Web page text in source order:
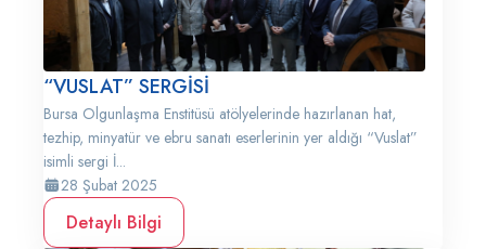
“VUSLAT” SERGİSİ
Bursa Olgunlaşma Enstitüsü atölyelerinde hazırlanan hat,
tezhip, minyatür ve ebru sanatı eserlerinin yer aldığı “Vuslat”
isimli sergi İ...
28 Şubat 2025
Detaylı Bilgi